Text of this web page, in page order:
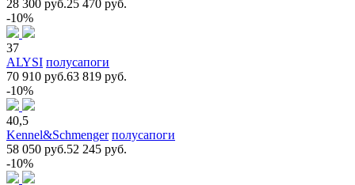
28 300 руб.25 470 руб.
-10%
37
ALYSI полусапоги
70 910 руб.63 819 руб.
-10%
40,5
Kennel&Schmenger полусапоги
58 050 руб.52 245 руб.
-10%